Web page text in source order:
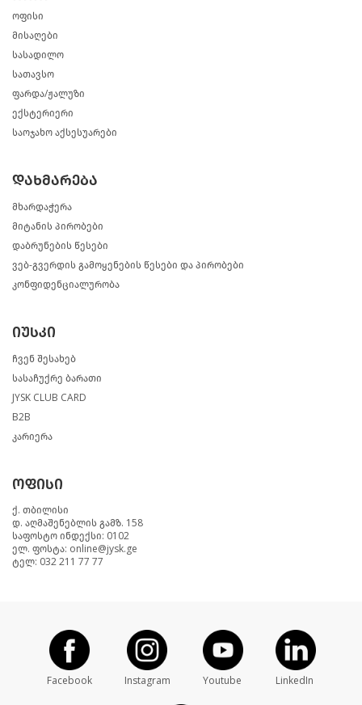
ოფისი
მისაღები
სასადილო
სათავსო
ფარდა/ჟალუზი
ექსტერიერი
საოჯახო აქსესუარები
დახმარება
მხარდაჭერა
მიტანის პირობები
დაბრუნების წესები
ვებ-გვერდის გამოყენების წესები და პირობები
კონფიდენციალურობა
იუსკი
ჩვენ შესახებ
სასაჩუქრე ბარათი
JYSK CLUB CARD
B2B
კარიერა
ოფისი
ქ. თბილისი
დ. აღმაშენებლის გამზ. 158
საფოსტო ინდექსი: 0102
ელ. ფოსტა: online@jysk.ge
ტელ: 032 211 77 77
Facebook Instagram Youtube LinkedIn